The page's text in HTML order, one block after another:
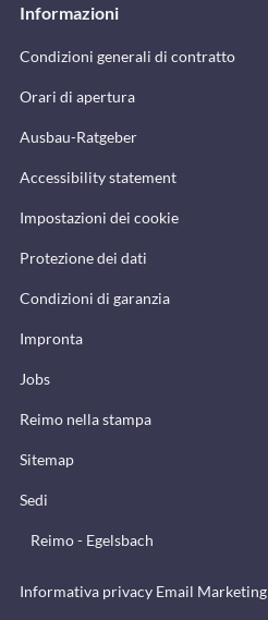
Informazioni
Condizioni generali di contratto
Orari di apertura
Ausbau-Ratgeber
Accessibility statement
Impostazioni dei cookie
Protezione dei dati
Condizioni di garanzia
Impronta
Jobs
Reimo nella stampa
Sitemap
Sedi
Reimo - Egelsbach
Informativa privacy Email Marketing